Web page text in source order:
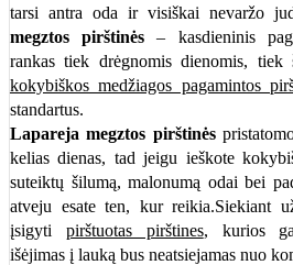
tarsi antra oda ir visiškai nevaržo
megztos pirštinės – kasdieninis
rankas tiek drėgnomis dienomis, tiek
kokybiškos medžiagos pagamintos
standartus.
Lapareja megztos pirštinės
kelias dienas, tad jeigu ieškote
suteiktų šilumą, malonumą odai bei
atveju esate ten, kur reikia.Siekiant
įsigyti pirštuotas pirštines, kurios
išėjimas į lauką bus neatsiejamas nuo